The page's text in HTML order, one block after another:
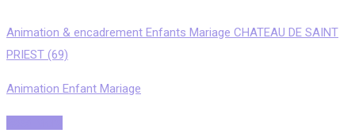
Animation & encadrement Enfants Mariage CHATEAU DE SAINT
PRIEST (69)
Animation Enfant Mariage